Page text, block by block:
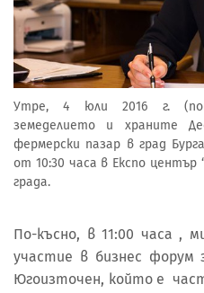
Утре, 4 юли 2016 г.
земеделието и храните
фермерски пазар в град
от 10:30 часа в Експо център
града.
По-късно, в 11:00 часа ,
участие в бизнес форум
Югоизточен, който е